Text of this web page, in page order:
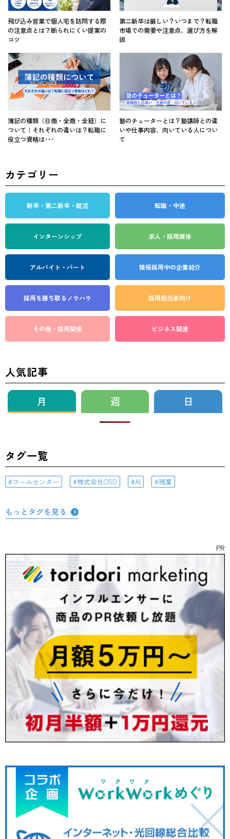
飛び込み営業で個人宅を訪問する際
の注意点とは？断られにくい提案の
コツ
第二新卒は厳しい？いつまで？転職
市場での需要や注意点、選び方を解
説
簿記の種類（日商・全商・全経）に
ついて｜それぞれの違いは？転職に
役立つ資格は･･･
塾のチューターとは？塾講師との違
いや仕事内容、向いている人につい
て
カテゴリー
新卒・第二新卒・就活 転職・中途
インターンシップ 求人・採用媒体
アルバイト・パート 積極採用中の企業紹介
採用を勝ち取る ノウハウ 採用担当者向け
その他・採用関係 ビジネス関連
人気記事
月 週 日
タグ一覧
コールセンター 株式会社OSD AI 残業
もっとタグを見る
PR